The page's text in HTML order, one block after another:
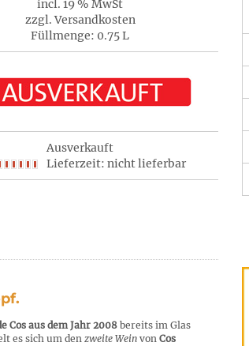
incl. 19 % MwSt
zzgl. Versandkosten
Füllmenge: 0.75 L
Ausverkauft
Lieferzeit: nicht lieferbar
Cos aus dem Jahr 2008 bereits im Glas
es sich um den zweite Wein von Cos